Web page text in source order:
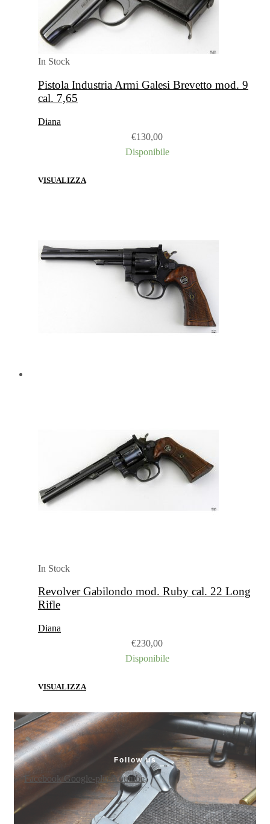
In Stock
Pistola Industria Armi Galesi Brevetto mod. 9
cal. 7,65
Diana
€130,00
Disponibile
VISUALIZZA
In Stock
Revolver Gabilondo mod. Ruby cal. 22 Long
Rifle
Diana
€230,00
Disponibile
VISUALIZZA
Follow us
Facebook Google-plus Youtube